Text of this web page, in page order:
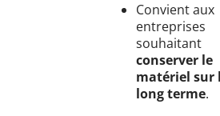
Convient aux
entreprises
souhaitant
conserver le
matériel sur
long terme.